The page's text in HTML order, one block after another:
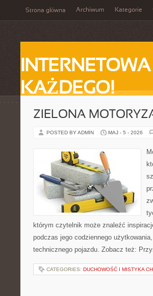
Strona główna Archiwum Kategorie
KAŻDEGO!
ZIELONA
POSTED BY ADMIN MAJ - 5 - 2026
którym czytelnik może znaleźć
podczas jego codziennego
technicznego pojazdu. Zobacz też:
CATEGORIES: DUCHOWOŚĆ I MISTYKA